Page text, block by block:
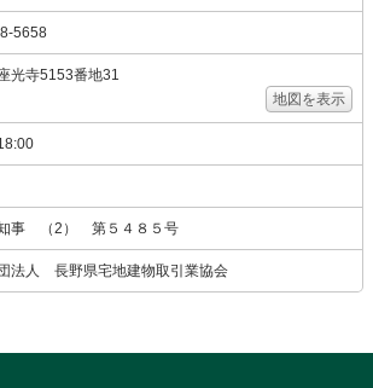
5658
光寺5153番地31
地図を表示
事 （2） 第５４８５号
法人 長野県宅地建物取引業協会